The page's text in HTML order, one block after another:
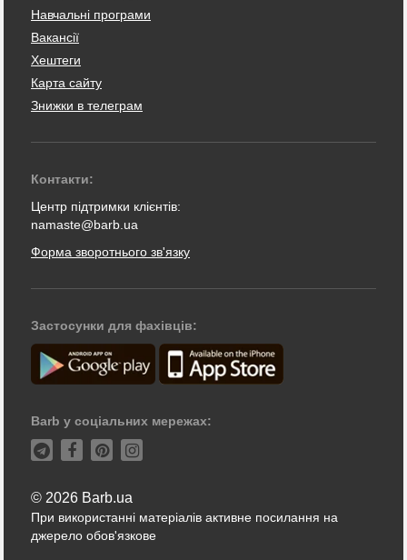
Навчальні програми
Вакансії
Хештеги
Карта сайту
Знижки в телеграм
Контакти:
Центр підтримки клієнтів:
namaste@barb.ua
Форма зворотнього зв'язку
Застосунки для фахівців:
Barb у соціальних мережах:
© 2026 Barb.ua
При використанні матеріалів активне посилання на
джерело обов'язкове